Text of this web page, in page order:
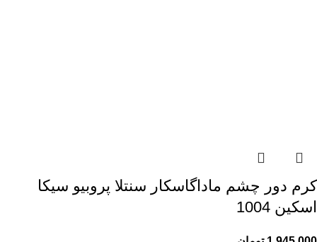
کرم دور چشم ماداگاسکار سنتلا پروبیو سیکا
اسکین 1004